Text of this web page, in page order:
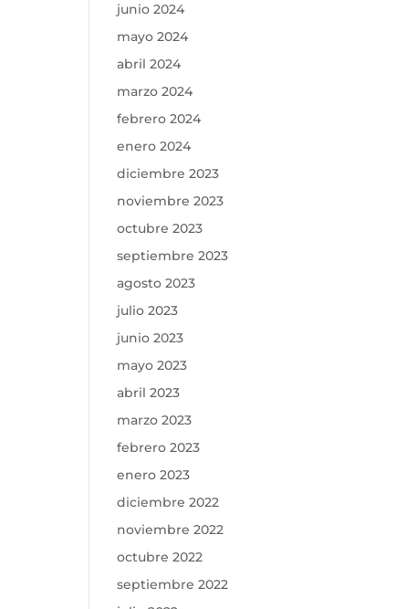
junio 2024
mayo 2024
abril 2024
marzo 2024
febrero 2024
enero 2024
diciembre 2023
noviembre 2023
octubre 2023
septiembre 2023
agosto 2023
julio 2023
junio 2023
mayo 2023
abril 2023
marzo 2023
febrero 2023
enero 2023
diciembre 2022
noviembre 2022
octubre 2022
septiembre 2022